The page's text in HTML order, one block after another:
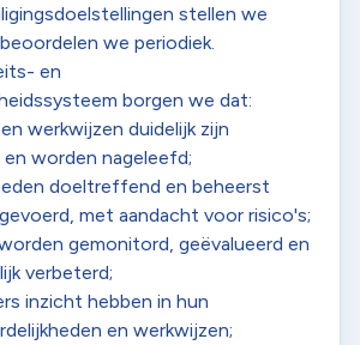
stellen we
we periodiek.
en
borgen we dat:
werkwijzen duidelijk zijn
worden nageleefd;
doeltreffend en beheerst
met aandacht voor risico's;
gemonitord, geëvalueerd en
verbeterd;
inzicht hebben in hun
en werkwijzen;